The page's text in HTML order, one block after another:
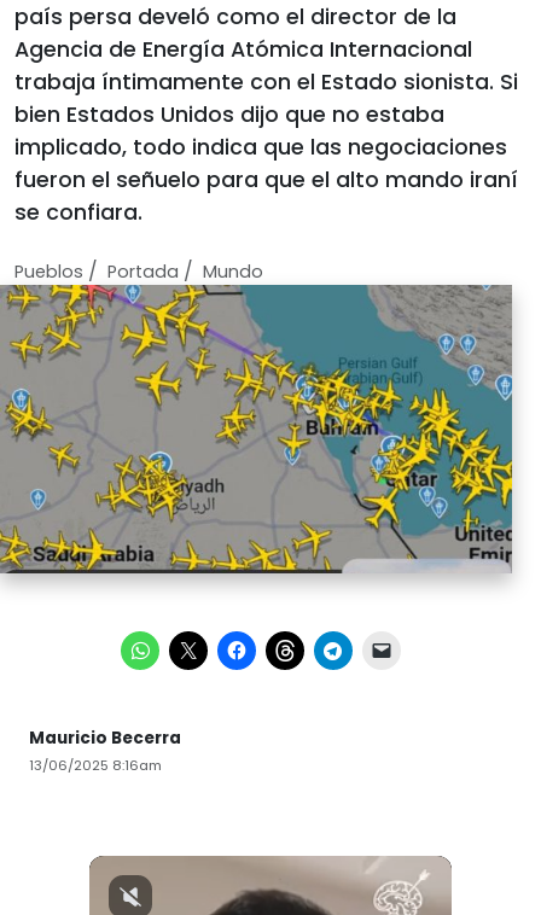
país persa develó como el director de la
Agencia de Energía Atómica Internacional
trabaja íntimamente con el Estado sionista. Si
bien Estados Unidos dijo que no estaba
implicado, todo indica que las negociaciones
fueron el señuelo para que el alto mando iraní
se confiara.
Pueblos / Portada / Mundo
Mauricio Becerra
13/06/2025 8:16am